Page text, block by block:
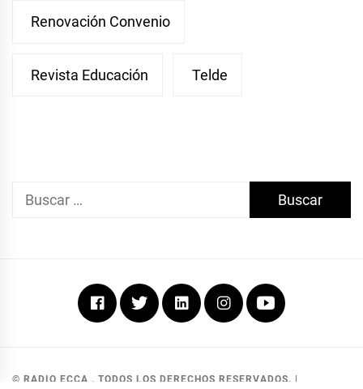
Renovación Convenio
Revista Educación Telde
Buscar:
FacebookTwitterLinkedinInstagramYoutube
© RADIO ECCA . TODOS LOS DERECHOS RESERVADOS. |